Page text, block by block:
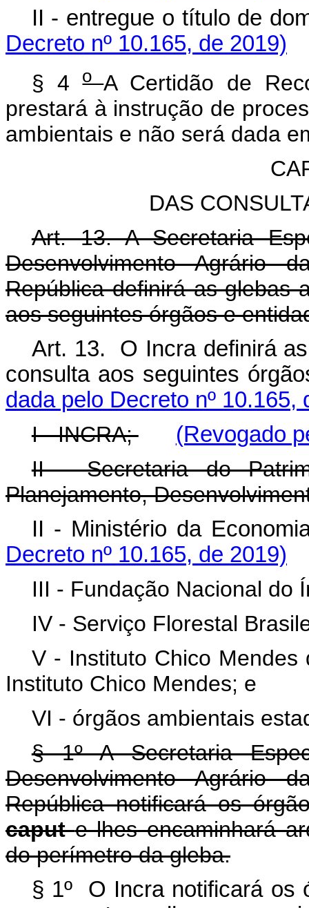
II - entregue o título de
Decreto nº 10.165, de 2019)
§ 4o A Certidão de
prestará à instrução de
ambientais e não será dada
DAS
Art. 13. A Secretaria
Desenvolvimento Agrário
República definirá as glebas
aos seguintes órgãos e
Art. 13. O Incra definirá
consulta aos
dada pelo Decreto nº 10.165,
I - INCRA;
(Revogado
II - Secretaria do
Planejamento,
II - Ministério da
Decreto nº 10.165, de 2019)
III - Fundação Nacional do
IV - Serviço Florestal
V - Instituto Chico Mendes
Instituto Chico Mendes; e
VI - órgãos ambientais
§ 1º A Secretaria
Desenvolvimento Agrário
República notificará os
capute lhes encaminhará
do perímetro da gleba.
§ 1º O Incra notificará os